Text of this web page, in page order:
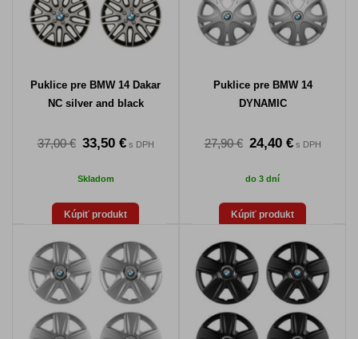
Puklice pre BMW 14 Dakar
NC silver and black
37,00 € 33,50 €s DPH
Skladom
Kúpiť produkt
Puklice pre BMW 14
DYNAMIC
27,90 € 24,40 €s DPH
do 3 dní
Kúpiť produkt